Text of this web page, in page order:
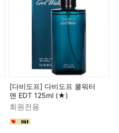
[다비도프] 다비도프 쿨워터
맨 EDT 125ml (★)
회원전용